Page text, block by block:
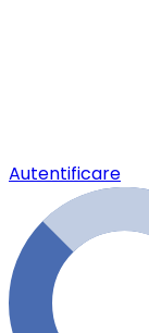
Autentificare